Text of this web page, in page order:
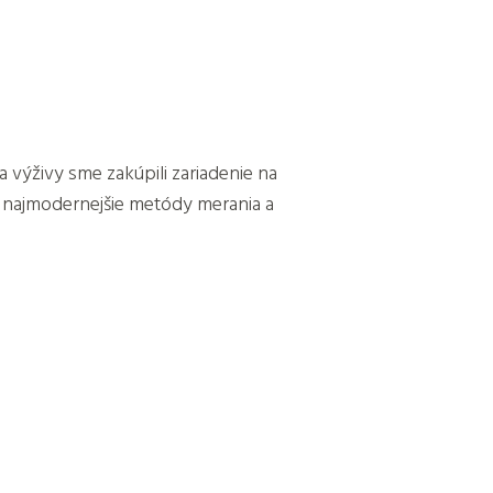
sme zakúpili zariadenie na
metódy merania a